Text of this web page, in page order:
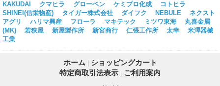
KAKUDAI
クマヒラ グローベン ケミプロ化成
コトヒラ
SHINEI(信栄物産)
タイガー株式会社 ダイフク NEBULE
ネクスト
アグリ
ハリマ興産 フローラ マキテック ミツワ東海
丸喜金属
(MK)
若狭屋 新屋製作所 新宮商行 仁張工作所 太幸
米澤器械
工業
ホーム | ショッピングカート
特定商取引法表示 | ご利用案内